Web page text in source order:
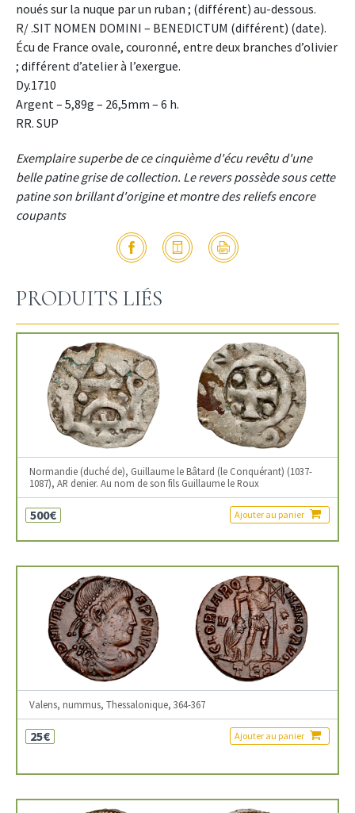
noués sur la nuque par un ruban ; (différent) au-dessous.
R/ .SIT NOMEN DOMINI – BENEDICTUM (différent) (date).
Écu de France ovale, couronné, entre deux branches d’olivier
; différent d’atelier à l’exergue.
Dy.1710
Argent – 5,89g – 26,5mm – 6 h.
RR. SUP
Exemplaire superbe de ce cinquième d'écu revêtu d'une
belle patine grise de collection. Le revers possède sous cette
patine son brillant d'origine et montre des reliefs encore
coupants
PRODUITS LIÉS
Normandie (duché de), Guillaume le Bâtard (le Conquérant) (1037-
1087), AR denier. Au nom de son fils Guillaume le Roux
500€ Ajouter au panier
Valens, nummus, Thessalonique, 364-367
25€ Ajouter au panier